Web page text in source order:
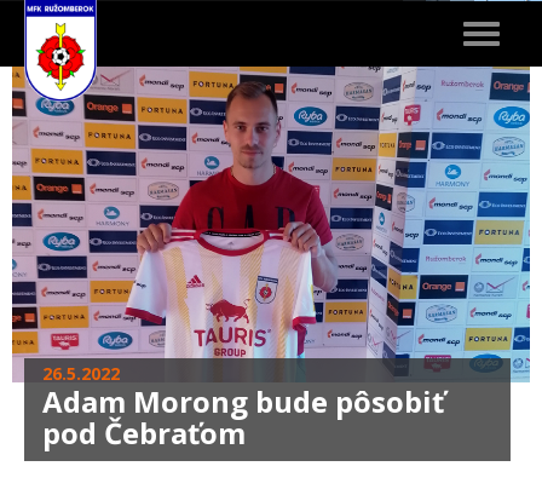
Toggle
26.5.2022
Adam Morong bude pôsobiť
pod Čebraťom